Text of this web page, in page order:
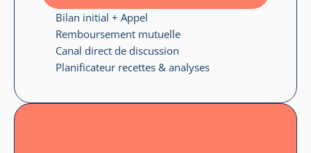
Bilan initial + Appel
Remboursement mutuelle
Canal direct de discussion
Planificateur recettes & analyses